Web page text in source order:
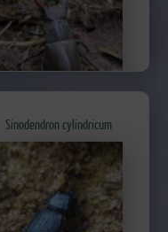
Sinodendron cylindricum